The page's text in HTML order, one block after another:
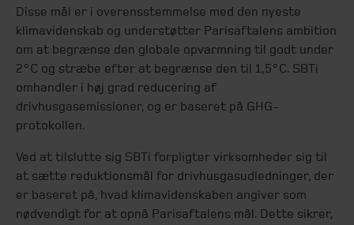
Disse mål er i overensstemmelse med den nyeste
klimavidenskab og understøtter Parisaftalens ambition
om at begrænse den globale opvarmning til godt under
2°C og stræbe efter at begrænse den til 1,5°C. SBTi
omhandler i høj grad reducering af
drivhusgasemissioner, og er baseret på GHG-
protokollen.
Ved at tilslutte sig SBTi forpligter virksomheder sig til
at sætte reduktionsmål for drivhusgasudledninger, der
er baseret på, hvad klimavidenskaben angiver som
nødvendigt for at opnå Parisaftalens mål. Dette sikrer,